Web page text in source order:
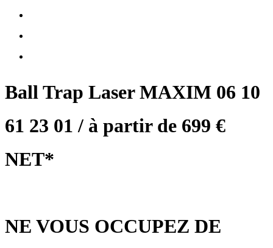
Ball Trap Laser MAXIM 06 10
61 23 01 / à partir de 699 €
NET*
NE VOUS OCCUPEZ DE